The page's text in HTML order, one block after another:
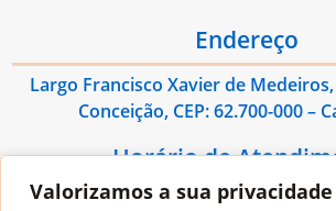
Valorizamos a sua privacidade
Endereço
Largo Francisco Xavier de
Conceição, CEP: 62.700-000 –
Horário de
De Segunda à Sexta das 08:00hs